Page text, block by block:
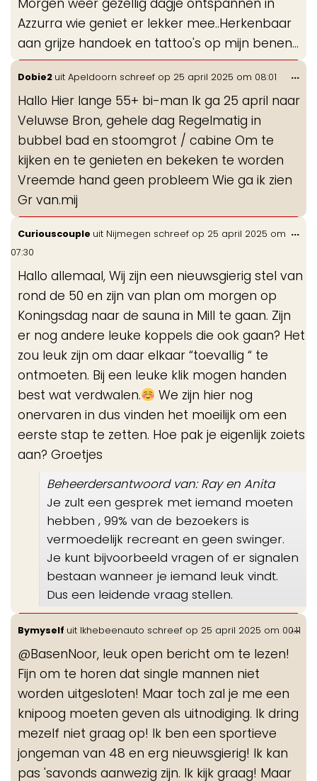
Morgen weer gezellig dagje ontspannen in
Azzurra wie geniet er lekker mee..Herkenbaar
aan grijze handoek en tattoo's op mijn benen...
Dobie2 uit Apeldoorn schreef op 25 april 2025 om 08:01
Hallo Hier lange 55+ bi-man Ik ga 25 april naar
Veluwse Bron, gehele dag Regelmatig in
bubbel bad en stoomgrot / cabine Om te
kijken en te genieten en bekeken te worden
Vreemde hand geen probleem Wie ga ik zien
Gr van.mij
...
Curiouscouple uit Nijmegen schreef op 25 april 2025 om
07:30
Hallo allemaal, Wij zijn een nieuwsgierig stel van
rond de 50 en zijn van plan om morgen op
Koningsdag naar de sauna in Mill te gaan. Zijn
er nog andere leuke koppels die ook gaan? Het
zou leuk zijn om daar elkaar “toevallig “ te
ontmoeten. Bij een leuke klik mogen handen
best wat verdwalen.
We zijn hier nog
onervaren in dus vinden het moeilijk om een
eerste stap te zetten. Hoe pak je eigenlijk zoiets
aan? Groetjes
Beheerdersantwoord van: Ray en Anita
Je zult een gesprek met iemand moeten
hebben , 99% van de bezoekers is
vermoedelijk recreant en geen swinger.
Je kunt bijvoorbeeld vragen of er signalen
bestaan wanneer je iemand leuk vindt.
Dus een leidende vraag stellen.
...
Bymyself uit Ikhebeenauto schreef op 25 april 2025 om 00:11
@BasenNoor, leuk open bericht om te lezen!
Fijn om te horen dat single mannen niet
worden uitgesloten! Maar toch zal je me een
knipoog moeten geven als uitnodiging. Ik dring
mezelf niet graag op! Ik ben een sportieve
jongeman van 48 en erg nieuwsgierig! Ik kan
pas 'savonds aanwezig zijn. Ik kijk graag! Maar
...